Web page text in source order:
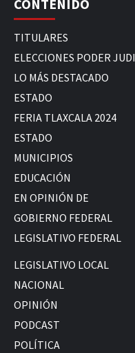
CONTENIDO
TITULARES
ELECCIONES PODER
LO MÁS DESTACADO
ESTADO
FERIA TLAXCALA 2024
ESTADO
MUNICIPIOS
EDUCACIÓN
EN OPINIÓN DE
GOBIERNO FEDERAL
LEGISLATIVO FEDERAL
LEGISLATIVO LOCAL
NACIONAL
OPINIÓN
PODCAST
POLÍTICA